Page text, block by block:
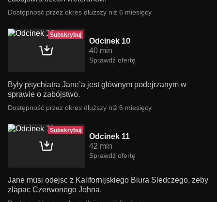
Dostępność przez okres dłuższy niż 6 miesięcy
Subskrybuj
Odcinek 10
40 min
Sprawdź ofertę
Byly psychiatra Jane’a jest glównym podejrzanym w
sprawie o zabójstwo.
Dostępność przez okres dłuższy niż 6 miesięcy
Subskrybuj
Odcinek 11
42 min
Sprawdź ofertę
Jane musi odejsc z Kalifornijskiego Biura Sledczego, zeby
zlapac Czerwonego Johna.